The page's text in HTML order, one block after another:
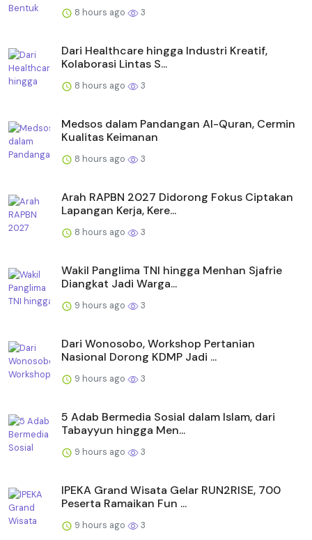
8 hours ago 3
Dari Healthcare hingga Industri Kreatif,
Kolaborasi Lintas S...
8 hours ago 3
Medsos dalam Pandangan Al-Quran, Cermin
Kualitas Keimanan
8 hours ago 3
Arah RAPBN 2027 Didorong Fokus Ciptakan
Lapangan Kerja, Kere...
8 hours ago 3
Wakil Panglima TNI hingga Menhan Sjafrie
Diangkat Jadi Warga...
9 hours ago 3
Dari Wonosobo, Workshop Pertanian
Nasional Dorong KDMP Jadi ...
9 hours ago 3
5 Adab Bermedia Sosial dalam Islam, dari
Tabayyun hingga Men...
9 hours ago 3
IPEKA Grand Wisata Gelar RUN2RISE, 700
Peserta Ramaikan Fun ...
9 hours ago 3